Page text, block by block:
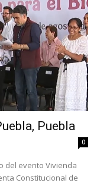
Puebla
0
del evento Vivienda
Constitucional de